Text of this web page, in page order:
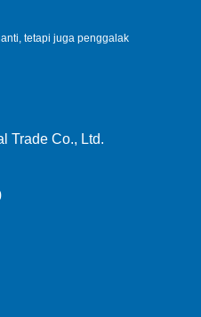
tetapi juga penggalak
Trade Co., Ltd.